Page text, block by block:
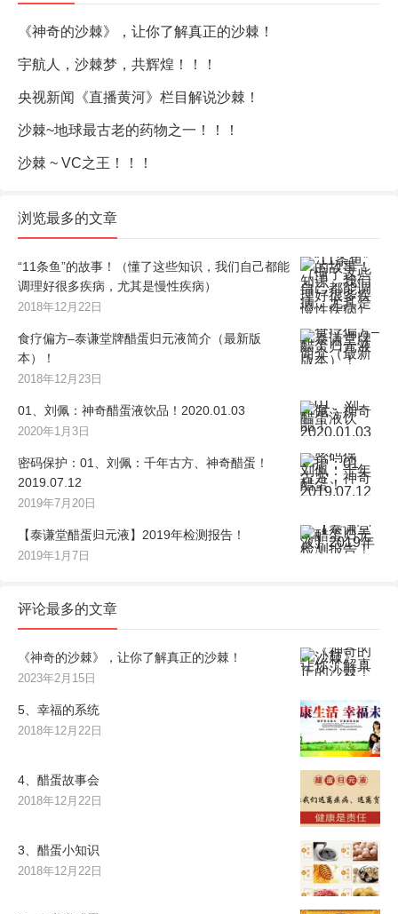
《神奇的沙棘》，让你了解真正的沙棘！
宇航人，沙棘梦，共辉煌！！！
央视新闻《直播黄河》栏目解说沙棘！
沙棘~地球最古老的药物之一！！！
沙棘 ~ VC之王！！！
浏览最多的文章
“11条鱼”的故事！（懂了这些知识，我们自己都能
调理好很多疾病，尤其是慢性疾病）
2018年12月22日
食疗偏方–泰谦堂牌醋蛋归元液简介（最新版
本）！
2018年12月23日
01、刘佩：神奇醋蛋液饮品！2020.01.03
2020年1月3日
密码保护：01、刘佩：千年古方、神奇醋蛋！
2019.07.12
2019年7月20日
【泰谦堂醋蛋归元液】2019年检测报告！
2019年1月7日
评论最多的文章
《神奇的沙棘》，让你了解真正的沙棘！
2023年2月15日
5、幸福的系统
2018年12月22日
4、醋蛋故事会
2018年12月22日
3、醋蛋小知识
2018年12月22日